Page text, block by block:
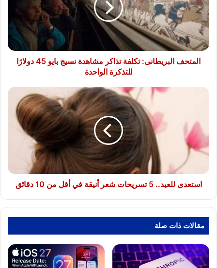
مشاهدة
نسيج
بايو
45
دولارًا
للتذكرة
المتحف البريطانى: تكلفة تذاكر مشاهدة نسيج بايو 45 دولارًا
للتذكرة الواحدة
استعدى
تسريحات
شعر
أنيقة
في
من
استعدى للعيد.. 5 تسريحات شعر أنيقة في أقل من 10 دقائق
مقالات ذات صلة